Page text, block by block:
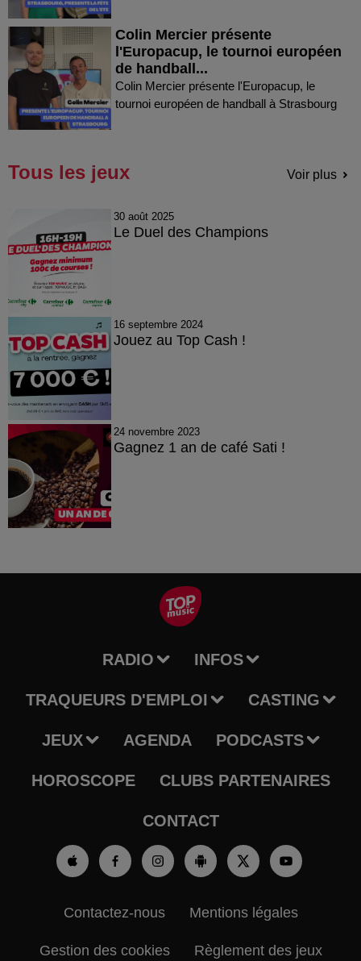
Colin Mercier présente
l'Europacup, le tournoi européen
de handball...
Colin Mercier présente l'Europacup, le
tournoi européen de handball à Strasbourg
Tous les jeux Voir plus
30 août 2025
Le Duel des Champions
16 septembre 2024
Jouez au Top Cash !
24 novembre 2023
Gagnez 1 an de café Sati !
RADIO INFOS
TRAQUEURS D'EMPLOI CASTING
JEUX AGENDA PODCASTS
HOROSCOPE CLUBS PARTENAIRES
CONTACT
Contactez-nous Mentions légales
Gestion des cookies Règlement des jeux